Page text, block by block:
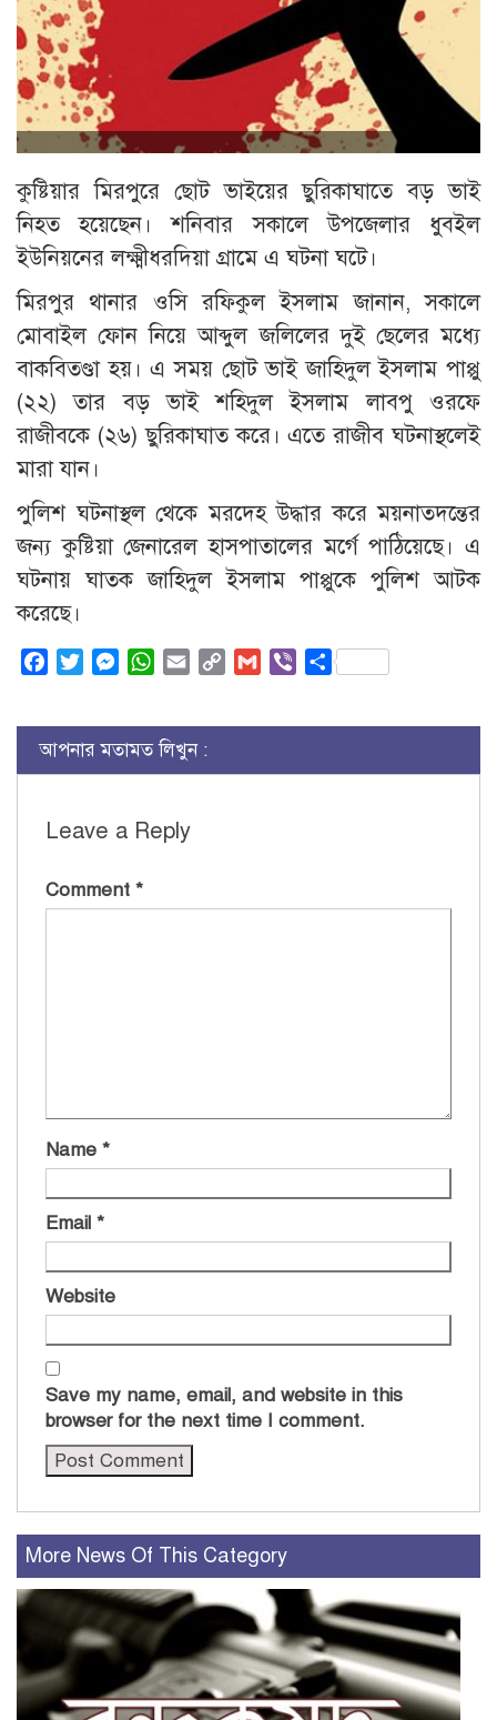
কুষ্টিয়ার মিরপুরে ছোট ভাইয়ের ছুরিকাঘাতে বড় ভাই
নিহত হয়েছেন। শনিবার সকালে উপজেলার ধুবইল
ইউনিয়নের লক্ষ্মীধরদিয়া গ্রামে এ ঘটনা ঘটে।
মিরপুর থানার ওসি রফিকুল ইসলাম জানান, সকালে
মোবাইল ফোন নিয়ে আব্দুল জলিলের দুই ছেলের মধ্যে
বাকবিতণ্ডা হয়। এ সময় ছোট ভাই জাহিদুল ইসলাম পাপ্পু
(২২) তার বড় ভাই শহিদুল ইসলাম লাবপু ওরফে
রাজীবকে (২৬) ছুরিকাঘাত করে। এতে রাজীব ঘটনাস্থলেই
মারা যান।
পুলিশ ঘটনাস্থল থেকে মরদেহ উদ্ধার করে ময়নাতদন্তের
জন্য কুষ্টিয়া জেনারেল হাসপাতালের মর্গে পাঠিয়েছে। এ
ঘটনায় ঘাতক জাহিদুল ইসলাম পাপ্পুকে পুলিশ আটক
করেছে।
FacebookTwitterMessenger
WhatsApp
Email
Copy
Gmail ViberShare
আপনার মতামত লিখুন :
Leave a Reply
Comment *
Name *
Email *
Website
Save my name, email, and website in this
browser for the next time I comment.
More News Of This Category